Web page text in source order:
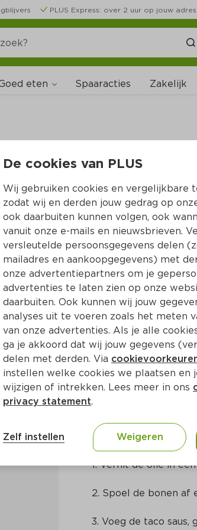
PLUS Express: over 2 uur op jouw adres
eten Spaaracties Zakelijk
Ca. 25 Min Centraal-Amerikaans
1. Verhit de olie in
2. Spoel de bonen af
3. Voeg de taco
De cookies van PLUS
Wij gebruiken cookies en vergelijkbare
zodat wij en derden jouw gedrag op
ook daarbuiten kunnen volgen, ook
vanuit onze e-mails en nieuwsbrieven.
versleutelde persoonsgegevens delen
mailadres en aankoopgegevens) met
onze advertentiepartners om je
advertenties te laten zien op onze
daarbuiten. Ook kunnen wij jouw
analyses uit te voeren zoals het meten
van onze advertenties. Als je alle
ga je akkoord dat wij jouw gegevens
delen met derden. Via
instellen welke cookies we plaatsen en
wijzigen of intrekken. Lees meer in ons
privacy statement.
Zelf instellen Weigeren